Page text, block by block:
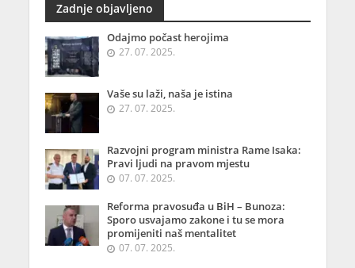
Zadnje objavljeno
Odajmo počast herojima
27. 07. 2025.
Vaše su laži, naša je istina
27. 07. 2025.
Razvojni program ministra Rame Isaka:
Pravi ljudi na pravom mjestu
07. 07. 2025.
Reforma pravosuđa u BiH – Bunoza:
Sporo usvajamo zakone i tu se mora
promijeniti naš mentalitet
07. 07. 2025.